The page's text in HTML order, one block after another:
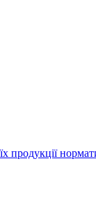
продукції